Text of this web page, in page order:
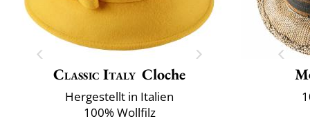
Classic Italy Cloche
Hergestellt in Italien
100% Wollfilz